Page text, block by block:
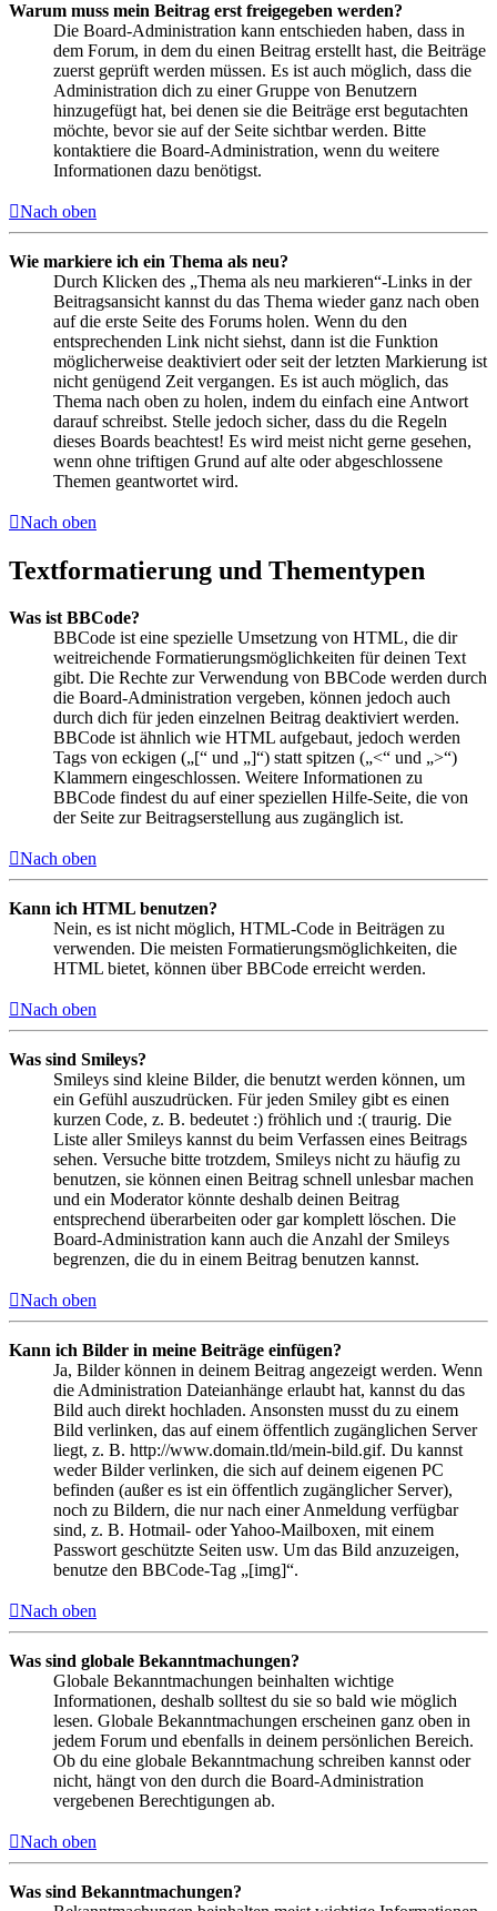
Warum muss mein Beitrag erst freigegeben werden?
Die Board-Administration kann entschieden haben, dass in
dem Forum, in dem du einen Beitrag erstellt hast, die Beiträge
zuerst geprüft werden müssen. Es ist auch möglich, dass die
Administration dich zu einer Gruppe von Benutzern
hinzugefügt hat, bei denen sie die Beiträge erst begutachten
möchte, bevor sie auf der Seite sichtbar werden. Bitte
kontaktiere die Board-Administration, wenn du weitere
Informationen dazu benötigst.
Nach oben
Wie markiere ich ein Thema als neu?
Durch Klicken des „Thema als neu markieren“-Links in der
Beitragsansicht kannst du das Thema wieder ganz nach oben
auf die erste Seite des Forums holen. Wenn du den
entsprechenden Link nicht siehst, dann ist die Funktion
möglicherweise deaktiviert oder seit der letzten Markierung ist
nicht genügend Zeit vergangen. Es ist auch möglich, das
Thema nach oben zu holen, indem du einfach eine Antwort
darauf schreibst. Stelle jedoch sicher, dass du die Regeln
dieses Boards beachtest! Es wird meist nicht gerne gesehen,
wenn ohne triftigen Grund auf alte oder abgeschlossene
Themen geantwortet wird.
Nach oben
Textformatierung und Thementypen
Was ist BBCode?
BBCode ist eine spezielle Umsetzung von HTML, die dir
weitreichende Formatierungsmöglichkeiten für deinen Text
gibt. Die Rechte zur Verwendung von BBCode werden durch
die Board-Administration vergeben, können jedoch auch
durch dich für jeden einzelnen Beitrag deaktiviert werden.
BBCode ist ähnlich wie HTML aufgebaut, jedoch werden
Tags von eckigen („[“ und „]“) statt spitzen („<“ und „>“)
Klammern eingeschlossen. Weitere Informationen zu
BBCode findest du auf einer speziellen Hilfe-Seite, die von
der Seite zur Beitragserstellung aus zugänglich ist.
Nach oben
Kann ich HTML benutzen?
Nein, es ist nicht möglich, HTML-Code in Beiträgen zu
verwenden. Die meisten Formatierungsmöglichkeiten, die
HTML bietet, können über BBCode erreicht werden.
Nach oben
Was sind Smileys?
Smileys sind kleine Bilder, die benutzt werden können, um
ein Gefühl auszudrücken. Für jeden Smiley gibt es einen
kurzen Code, z. B. bedeutet :) fröhlich und :( traurig. Die
Liste aller Smileys kannst du beim Verfassen eines Beitrags
sehen. Versuche bitte trotzdem, Smileys nicht zu häufig zu
benutzen, sie können einen Beitrag schnell unlesbar machen
und ein Moderator könnte deshalb deinen Beitrag
entsprechend überarbeiten oder gar komplett löschen. Die
Board-Administration kann auch die Anzahl der Smileys
begrenzen, die du in einem Beitrag benutzen kannst.
Nach oben
Kann ich Bilder in meine Beiträge einfügen?
Ja, Bilder können in deinem Beitrag angezeigt werden. Wenn
die Administration Dateianhänge erlaubt hat, kannst du das
Bild auch direkt hochladen. Ansonsten musst du zu einem
Bild verlinken, das auf einem öffentlich zugänglichen Server
liegt, z. B. http://www.domain.tld/mein-bild.gif. Du kannst
weder Bilder verlinken, die sich auf deinem eigenen PC
befinden (außer es ist ein öffentlich zugänglicher Server),
noch zu Bildern, die nur nach einer Anmeldung verfügbar
sind, z. B. Hotmail- oder Yahoo-Mailboxen, mit einem
Passwort geschützte Seiten usw. Um das Bild anzuzeigen,
benutze den BBCode-Tag „[img]“.
Nach oben
Was sind globale Bekanntmachungen?
Globale Bekanntmachungen beinhalten wichtige
Informationen, deshalb solltest du sie so bald wie möglich
lesen. Globale Bekanntmachungen erscheinen ganz oben in
jedem Forum und ebenfalls in deinem persönlichen Bereich.
Ob du eine globale Bekanntmachung schreiben kannst oder
nicht, hängt von den durch die Board-Administration
vergebenen Berechtigungen ab.
Nach oben
Was sind Bekanntmachungen?